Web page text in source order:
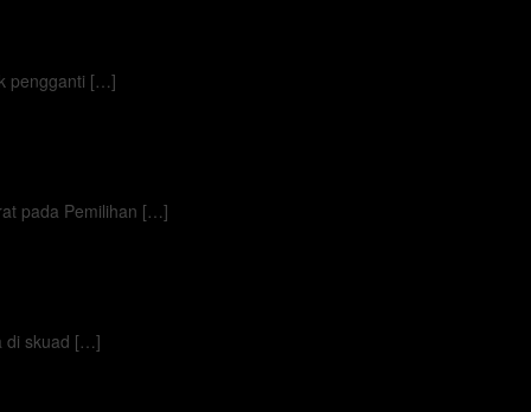
pengganti […]
pada Pemilihan […]
di skuad […]